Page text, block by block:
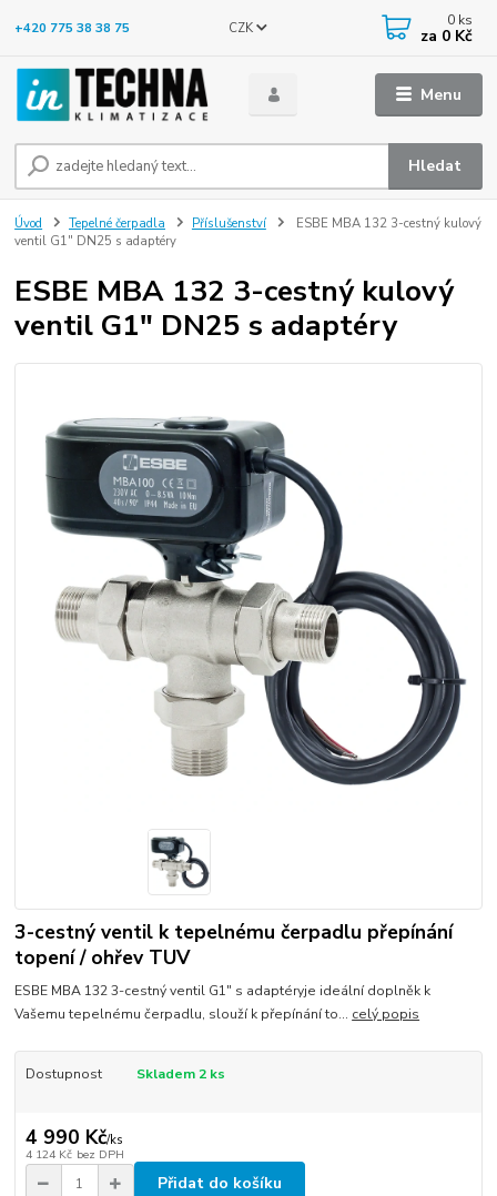
Menu
CZK
Hledat
+420 775 38 38 75 0 ks
za 0 Kč
Úvod Tepelné čerpadla Příslušenství
ESBE MBA 132 3-cestný kulový
ventil G1" DN25 s adaptéry
ESBE MBA 132 3-cestný kulový
ventil G1" DN25 s adaptéry
3-cestný ventil k tepelnému čerpadlu přepínání
topení / ohřev TUV
ESBE MBA 132 3-cestný ventil G1" s adaptéryje ideální doplněk k
Vašemu tepelnému čerpadlu, slouží k přepínání to... celý popis
Dostupnost Skladem 2 ks
4 990 Kč/ks
4 124 Kč bez DPH
Přidat do košíku